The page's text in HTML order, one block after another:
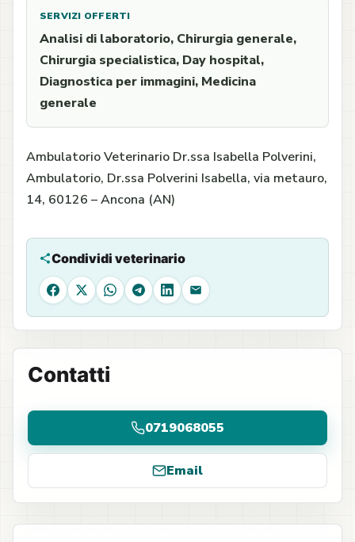
SERVIZI OFFERTI
Analisi di laboratorio, Chirurgia generale,
Chirurgia specialistica, Day hospital,
Diagnostica per immagini, Medicina
generale
Ambulatorio Veterinario Dr.ssa Isabella Polverini,
Ambulatorio, Dr.ssa Polverini Isabella, via metauro,
14, 60126 – Ancona (AN)
Condividi veterinario
Facebook
X WhatsAppTelegram
LinkedIn
Email
Contatti
0719068055
Email